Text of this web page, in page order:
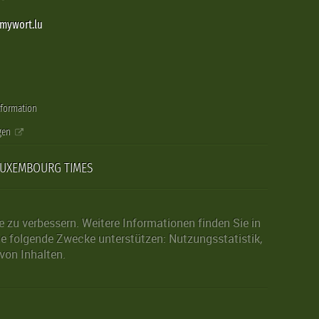
TIMES
verbessern. Weitere Informationen finden Sie in
folgende Zwecke unterstützen: Nutzungsstatistik,
Inhalten.